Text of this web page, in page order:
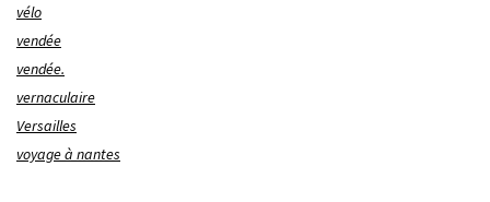
vélo
vendée
vendée.
vernaculaire
Versailles
voyage à nantes